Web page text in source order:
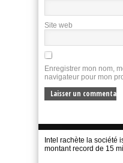
Site web
Enregistrer mon nom,
navigateur pour mon
Intel rachète la société
montant record de 15